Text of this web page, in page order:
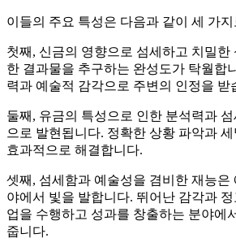
이들의 주요 특성은 다음과 같이 세 가
첫째, 신금의 영향으로 섬세하고 치밀한
한 결과물을 추구하는 완성도가 탁월합
력과 예술적 감각으로 주변의 인정을 받
둘째, 유금의 특성으로 인한 분석력과
으로 발현됩니다. 정확한 상황 파악과
효과적으로 해결합니다.
셋째, 섬세함과 예술성을 겸비한 재능은
야에서 빛을 발합니다. 뛰어난 감각과
업을 수행하고 성과를 창출하는 분야에
줍니다.